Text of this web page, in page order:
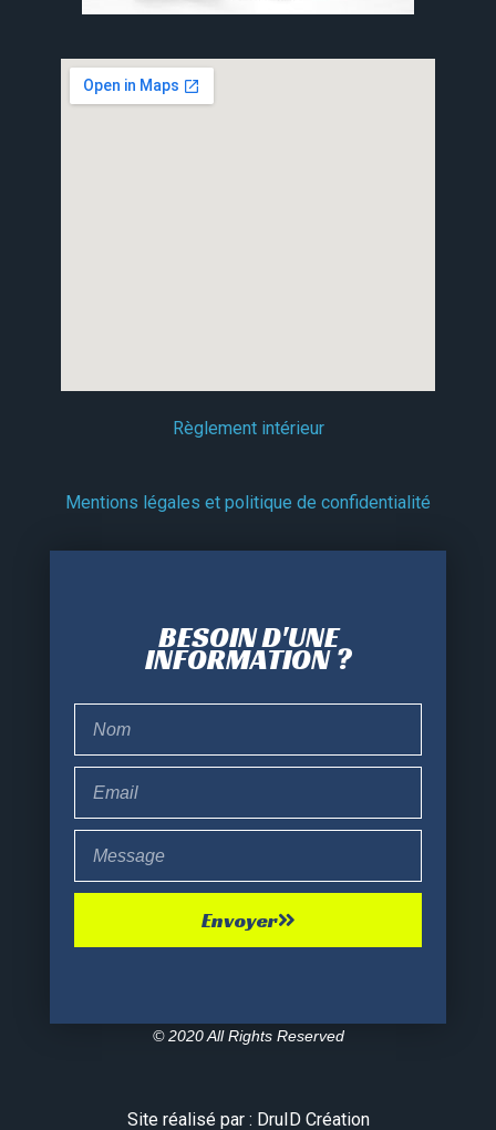
Règlement intérieur
Mentions légales et politique de confidentialité
BESOIN D'UNE
INFORMATION ?
Envoyer
© 2020 All Rights Reserved
Site réalisé par : DruID Création